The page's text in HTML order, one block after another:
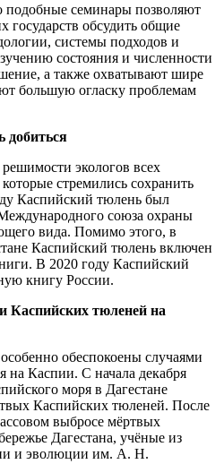
подобные семинары позволяют
государств обсудить общие
системы подходов и
состояния и численности
а также охватывают шире
большую огласку проблемам
добиться
экологов всех
стремились сохранить
Каспийский тюлень был
союза охраны
вида. Помимо этого, в
Каспийский тюлень включен
В 2020 году Каспийский
книгу России.
Каспийских тюленей на
обеспокоены случаями
на Каспии. С начала декабря
моря в Дагестане
Каспийских тюленей. После
выбросе мёртвых
Дагестана, учёные из
и эволюции им. А. Н.